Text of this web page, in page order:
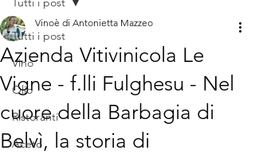
Tutti i post
Vino
Olio
Ristoranti
Aceto
Azienda Vitivinicola Le
Vigne - f.lli Fulghesu - Nel
cuore della Barbagia di
Belvì, la storia di
Vinoè di Antonietta Mazzeo